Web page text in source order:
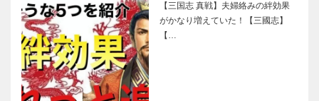
【三国志 真戦】夫婦絡みの絆効果
がかなり増えていた！【三國志】
【…